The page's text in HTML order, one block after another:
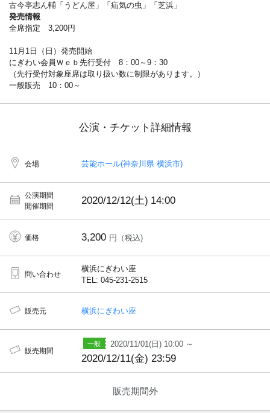
古今亭志ん輔「うどん屋」「疝気の虫」「芝浜」
発売情報
全席指定 3,200円
11月1日（日）発売開始
にぎわい会員Ｗｅｂ先行受付 8：00～9：30
（先行受付対象座席は取り扱い数に制限があります。）
一般販売 10：00～
公演・チケット詳細情報
会場 芸能ホール(神奈川県 横浜市)
公演期間
開催期間
2020/12/12(土) 14:00
価格 3,200 円（税込)
問い合わせ
横浜にぎわい座
TEL: 045-231-2515
販売元 横浜にぎわい座
販売期間
2020/11/01(日) 10:00 ～
2020/12/11(金) 23:59
販売期間外